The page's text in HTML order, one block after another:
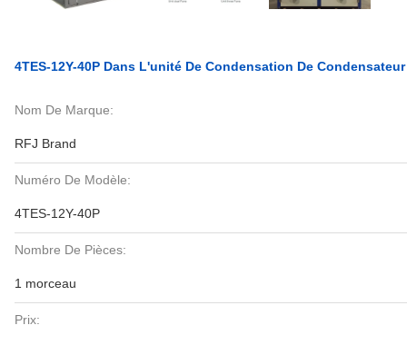
4TES-12Y-40P Dans L'unité De Condensation De
Nom De Marque:
RFJ Brand
Numéro De Modèle:
4TES-12Y-40P
Nombre De Pièces:
1 morceau
Prix: